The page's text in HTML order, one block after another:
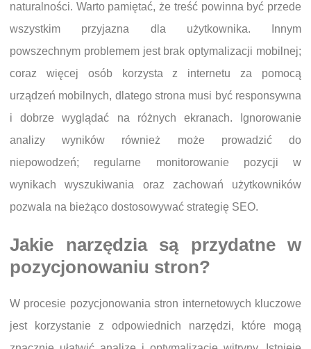
naturalności. Warto pamiętać, że treść powinna być przede
wszystkim przyjazna dla użytkownika. Innym
powszechnym problemem jest brak optymalizacji mobilnej;
coraz więcej osób korzysta z internetu za pomocą
urządzeń mobilnych, dlatego strona musi być responsywna
i dobrze wyglądać na różnych ekranach. Ignorowanie
analizy wyników również może prowadzić do
niepowodzeń; regularne monitorowanie pozycji w
wynikach wyszukiwania oraz zachowań użytkowników
pozwala na bieżąco dostosowywać strategię SEO.
Jakie narzędzia są przydatne w
pozycjonowaniu stron?
W procesie pozycjonowania stron internetowych kluczowe
jest korzystanie z odpowiednich narzędzi, które mogą